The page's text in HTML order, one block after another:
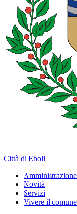
Città di Eboli
Amministrazione
Novità
Servizi
Vivere il comune